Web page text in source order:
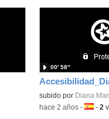
subido por Diana
00′ 58″
-hace 2 años- Idioma:
- 2